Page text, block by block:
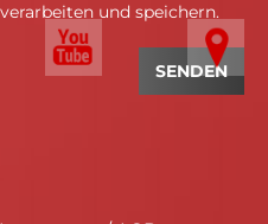
und speichern.